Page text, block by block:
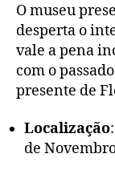
O museu
desperta o
vale a pena
com o
presente de
Localização
de